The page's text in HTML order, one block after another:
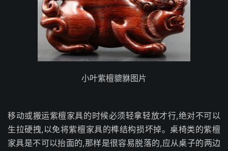
小叶紫檀貔貅图片
移动或搬运紫檀家具的时候必须轻拿轻放才行,绝对不可以
生拉硬拽,以免将紫檀家具的榫结构损坏掉。桌椅类的紫檀
家具是不可以抬面的,那样是很容易脱落的,应从桌子的两边